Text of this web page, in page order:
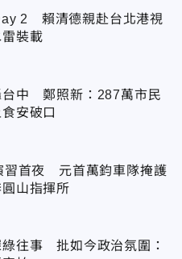
2 賴清德親赴台北港視
裝載
台中 鄭照新：287萬市民
安破口
習首夜 元首萬鈞車隊掩護
山指揮所
綠往事 批如今政治氛圍：